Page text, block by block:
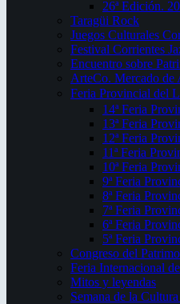
26ª Edición.
Taragüi Rock
Juegos Culturales
Festival Corrientes
Encuentro sobre
ArteCo. Mercado de
Feria Provincial del
14ª Feria
13ª Feria
12ª Feria
11ª Feria
10ª Feria
9ª Feria
8ª Feria
7ª Feria
6ª Feria
5ª Feria
Congreso del
Feria Internacional
Mitos y leyendas
Semana de la